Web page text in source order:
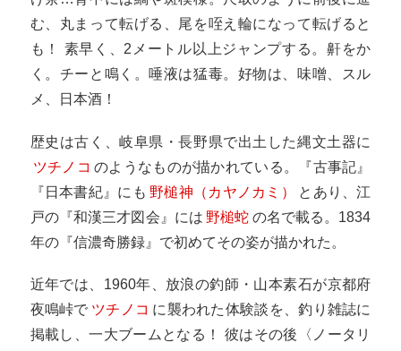
む、丸まって転げる、尾を咥え輪になって転げると
も！ 素早く、2メートル以上ジャンプする。鼾をか
く。チーと鳴く。唾液は猛毒。好物は、味噌、スル
メ、日本酒！
歴史は古く、岐阜県・長野県で出土した縄文土器に
ツチノコ のようなものが描かれている。『古事記』
『日本書紀』にも 野槌神（カヤノカミ）
とあり、江
戸の『和漢三才図会』には 野槌蛇 の名で載る。1834
年の『信濃奇勝録』で初めてその姿が描かれた。
近年では、1960年、放浪の釣師・山本素石が京都府
夜鳴峠で ツチノコ に襲われた体験談を、釣り雑誌に
掲載し、一大ブームとなる！ 彼はその後〈ノータリ